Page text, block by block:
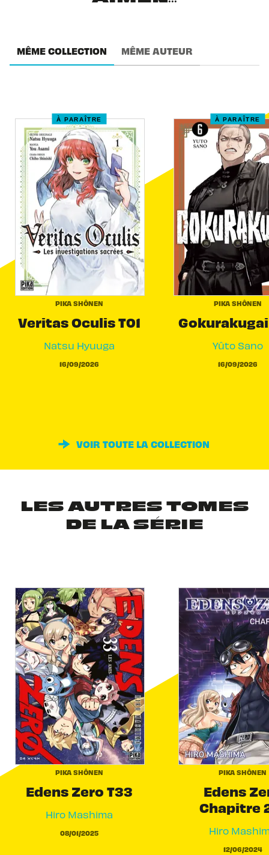
MÊME COLLECTION MÊME AUTEUR
À PARAÎTRE
PIKA SHÔNEN
Veritas Oculis T01
Natsu Hyuuga
16/09/2026
À PARAÎTRE
PIKA SHÔNEN
Yûto Sano
16/09/2026
VOIR TOUTE LA COLLECTION
LES AUTRES TOMES
DE LA SÉRIE
PIKA SHÔNEN
Edens Zero T33
Hiro Mashima
08/01/2025
PIKA SHÔNEN
Edens
Chapitre
Hiro
12/06/2024